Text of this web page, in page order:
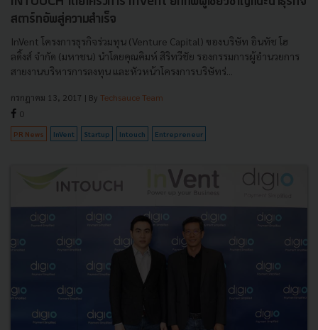
สตาร์ทอัพสู่ความสำเร็จ
InVent โครงการธุรกิจร่วมทุน (Venture Capital) ของบริษัท อินทัช โฮ
ลดิ้งส์ จำกัด (มหาชน) นำโดยคุณคิมห์ สิริทวีชัย รองกรรมการผู้อำนวยการ
สายงานบริหารการลงทุน และหัวหน้าโครงการบริษัทร่...
กรกฎาคม 13, 2017 | By Techsauce Team
0
PR News InVent Startup Intouch Entrepreneur